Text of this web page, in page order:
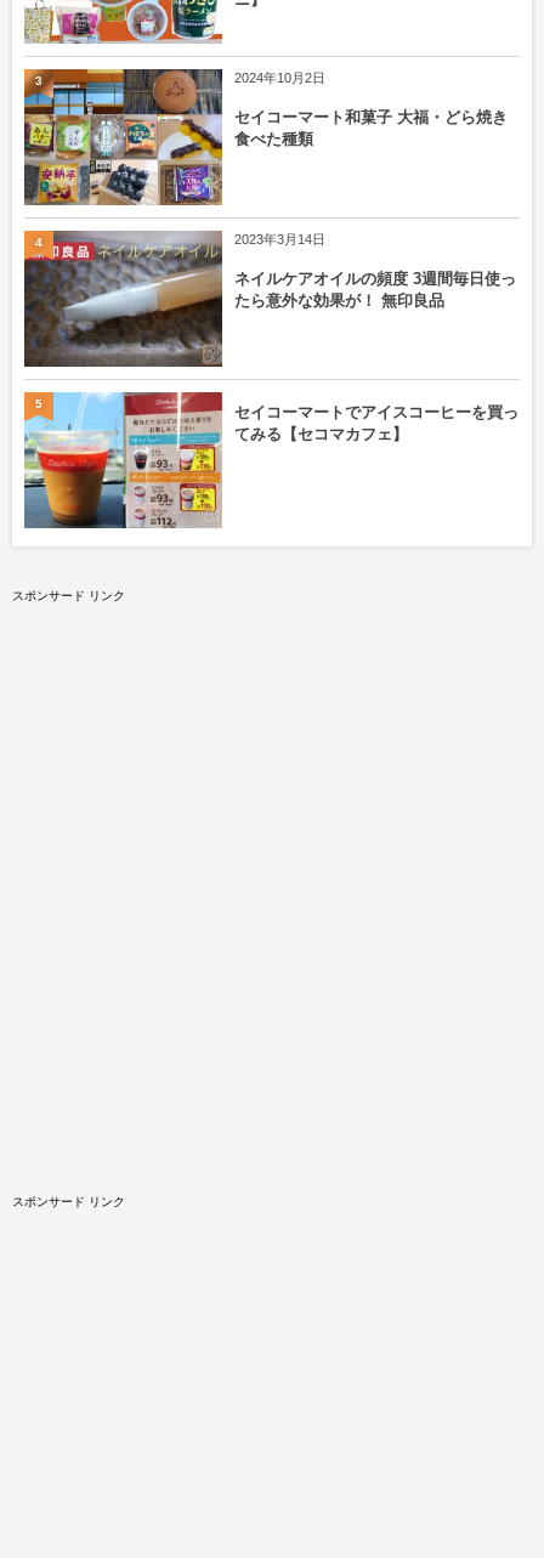
2024年10月2日
セイコーマート和菓子 大福・どら焼き
食べた種類
3
2023年3月14日
ネイルケアオイルの頻度 3週間毎日使っ
たら意外な効果が！ 無印良品
4
セイコーマートでアイスコーヒーを買っ
てみる【セコマカフェ】
5
スポンサード リンク
スポンサード リンク